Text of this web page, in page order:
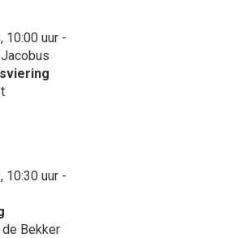
10:00 uur -
10:30 uur -
de Bekker